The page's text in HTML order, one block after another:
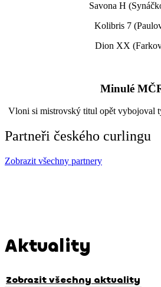
Savona H
Kolibris 7
Dion XX
Minulé
Vloni si mistrovský titul opět vybojoval
Partneři českého curlingu
Zobrazit všechny partnery
Aktuality
Zobrazit všechny aktuality